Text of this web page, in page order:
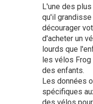
L'une des
qu'il
décourager
d'acheter un
lourds que
les vélos
des enfants.
Les données
spécifiques